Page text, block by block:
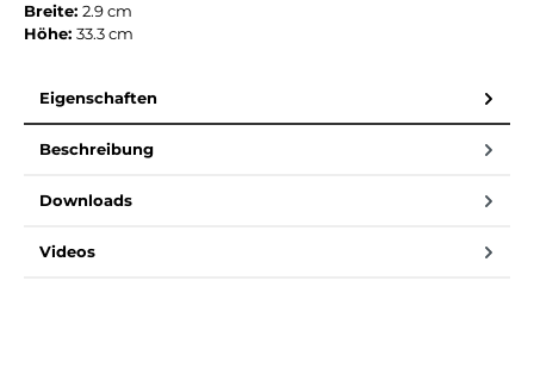
Breite: 2.9 cm
Höhe: 33.3 cm
Eigenschaften
Beschreibung
Downloads
Videos